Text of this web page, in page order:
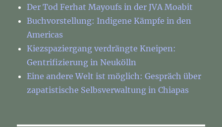
Der Tod Ferhat Mayoufs in der JVA Moabit
Buchvorstellung: Indigene Kämpfe in den
Americas
Kiezspaziergang verdrängte Kneipen:
Gentrifizierung in Neukölln
Eine andere Welt ist möglich: Gespräch über
zapatistische Selbsverwaltung in Chiapas